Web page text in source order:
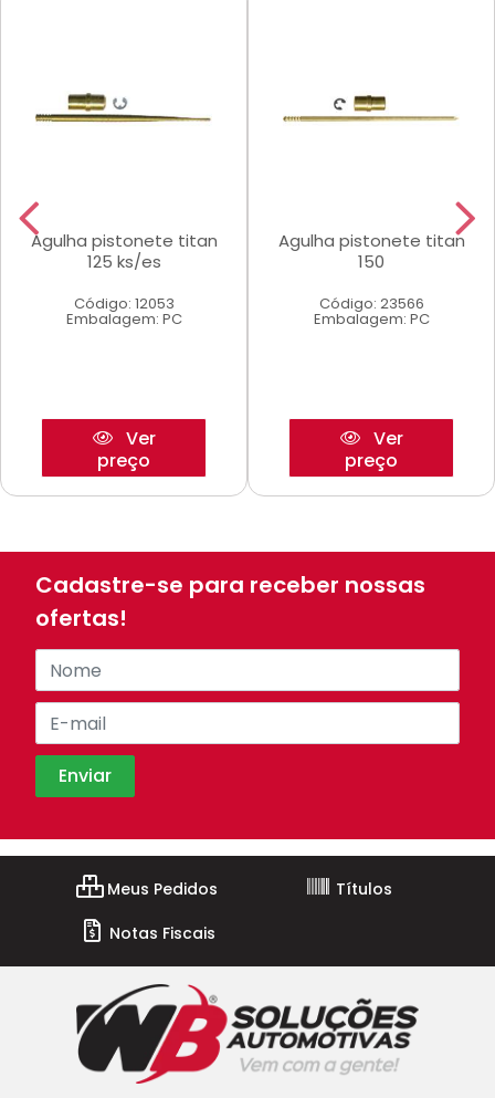
Agulha pistonete titan
125 ks/es
Código: 12053
Embalagem: PC
Ver
preço
Agulha pistonete titan
150
Código: 23566
Embalagem: PC
Ver
preço
Cadastre-se para receber nossas
ofertas!
Meus Pedidos
Títulos
Notas Fiscais